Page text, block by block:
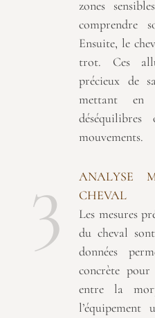
zones
comprendre
Ensuite, le
trot. Ces
précieux de
mettant en
mouvements.
3
ANALYSE
CHEVAL
Les mesures
du cheval
données
concrète
entre la